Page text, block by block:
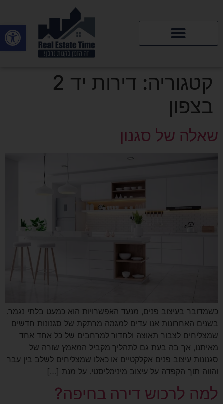
פתח
קטגוריה:
דירות יד 2
בצפון
שאלה של סגנון
כשמדובר בעיצוב פנים, מנעד האפשרויות הוא כמעט בלתי נגמר.
בשנים האחרונות אנו עדים למגמה מרתקת של סגנונות חדשים
שמצליחים לצבור תאוצה ולחדור למרחבים של כל אחד אחד
מאיתנו, אך בה בעת גם לתהליך מקביל המאמץ שורה של
סגנונות עיצוב פנים אקלקטיים או כאלו שמצליחים לשלב בין עבר
והווה תוך הקפדה על עיצוב מינימליסטי. על מנת […]
למה לרכוש דירה בחיפה?